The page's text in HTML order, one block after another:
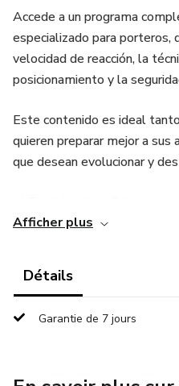
Accede a un programa
especializado para porteros,
velocidad de reacción, la
posicionamiento y la
Este contenido es ideal
quieren preparar mejor a sus
que desean evolucionar y
✅ Posicionamiento dentro del
✅ Salidas rápidas y juego con
Afficher plus
Détails
Garantie de 7 jours